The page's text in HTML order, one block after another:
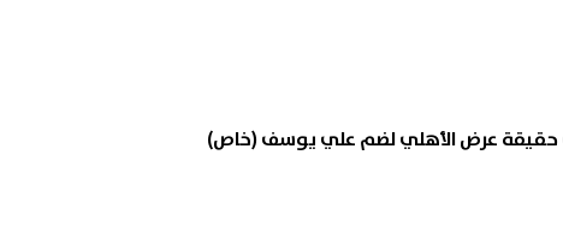
حقيقة عرض الأهلي لضم علي يوسف (خاص)